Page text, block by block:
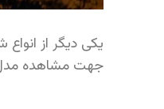
یکی دیگر از
جهت مشاهده